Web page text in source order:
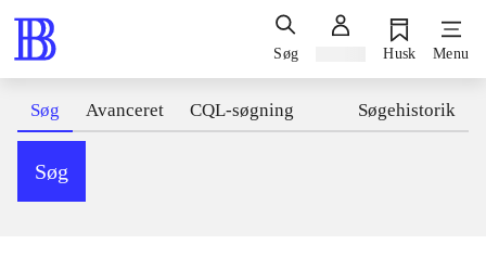
Søg Husk Menu
Søg Avanceret CQL-søgning Søgehistorik
Søg